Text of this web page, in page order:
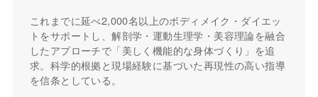
これまでに延べ2,000名以上のボディメイク・ダイエッ
トをサポートし、解剖学・運動生理学・美容理論を融合
したアプローチで「美しく機能的な身体づくり」を追
求。科学的根拠と現場経験に基づいた再現性の高い指導
を信条としている。